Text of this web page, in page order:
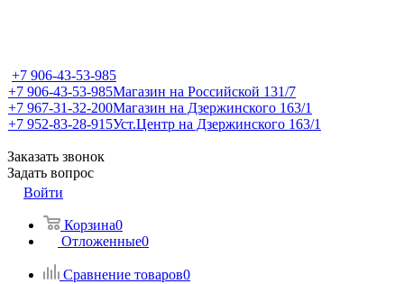
+7 906-43-53-985
+7 906-43-53-985Магазин на Российской 131/7
+7 967-31-32-200Магазин на Дзержинского 163/1
+7 952-83-28-915Уст.Центр на Дзержинского 163/1
Заказать звонок
Задать вопрос
Войти
Корзина0
Отложенные0
Сравнение товаров0